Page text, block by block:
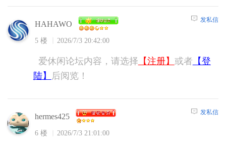
HAHAWO
5 楼 2026/7/3 20:42:00
发私信
爱休闲论坛内容，请选择 【注册】 或者 【登
陆】
后阅览！
hermes425
6 楼 2026/7/3 21:01:00
发私信